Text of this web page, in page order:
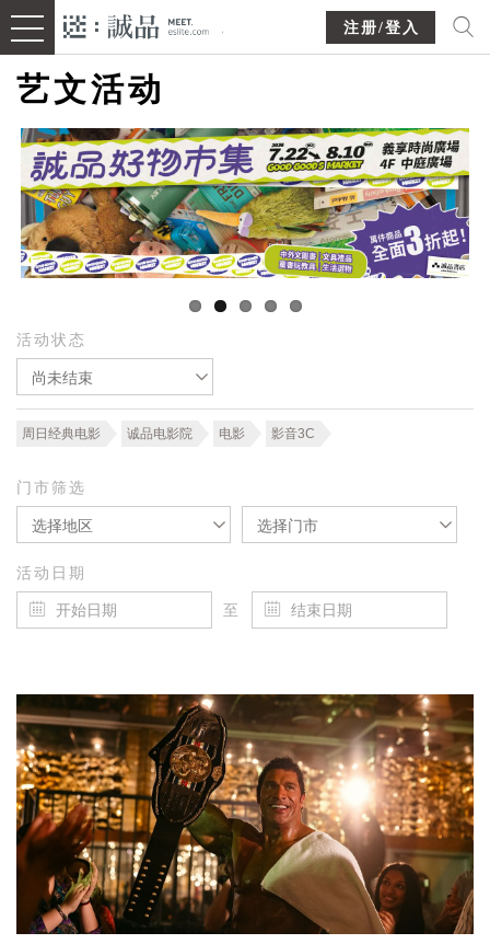
注册/登入
艺文活动
活动状态
尚未结束
周日经典电影 诚品电影院 电影 影音3C
门市筛选
选择地区 选择门市
活动日期
至